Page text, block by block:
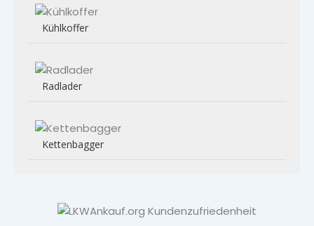
Kühlkoffer
Radlader
Kettenbagger